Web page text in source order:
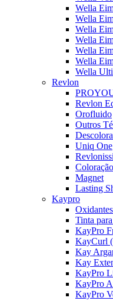
Wella
Wella
Wella
Wella
Wella
Wella
Wella
Revlon
Revlon
Orofluido
Outros
Uniq One
Magnet
Lasting
Kaypro
Tinta
KayPro
KayCurl
Kay
Kay
KayPro
KayPro
KayPro